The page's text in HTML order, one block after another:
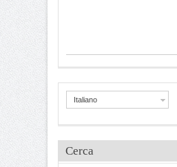
Italiano
Cerca